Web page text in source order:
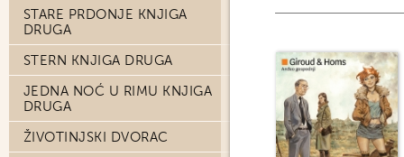
STARE PRDONJE KNJIGA
DRUGA
STERN KNJIGA DRUGA
JEDNA NOĆ U RIMU KNJIGA
DRUGA
ŽIVOTINJSKI DVORAC